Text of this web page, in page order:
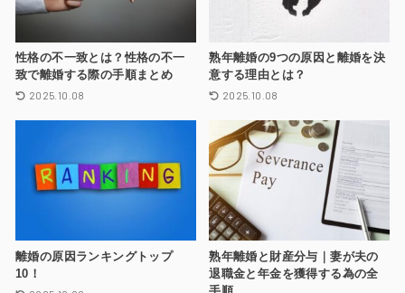
性格の不一致とは？性格の不一
致で離婚する際の手順まとめ
2025.10.08
熟年離婚の9つの原因と離婚を決
意する理由とは？
2025.10.08
離婚の原因ランキングトップ
10！
熟年離婚と財産分与｜妻が夫の
退職金と年金を獲得する為の全